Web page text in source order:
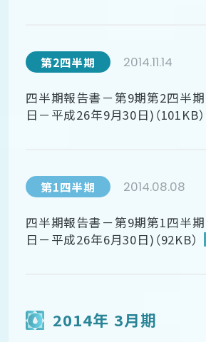
第2四半期 2014.11.14
四半期報告書－第9期第2四半
日－平成26年9月30日)（101KB）
第1四半期 2014.08.08
四半期報告書－第9期第1四半
日－平成26年6月30日)（92KB）
2014年 3月期